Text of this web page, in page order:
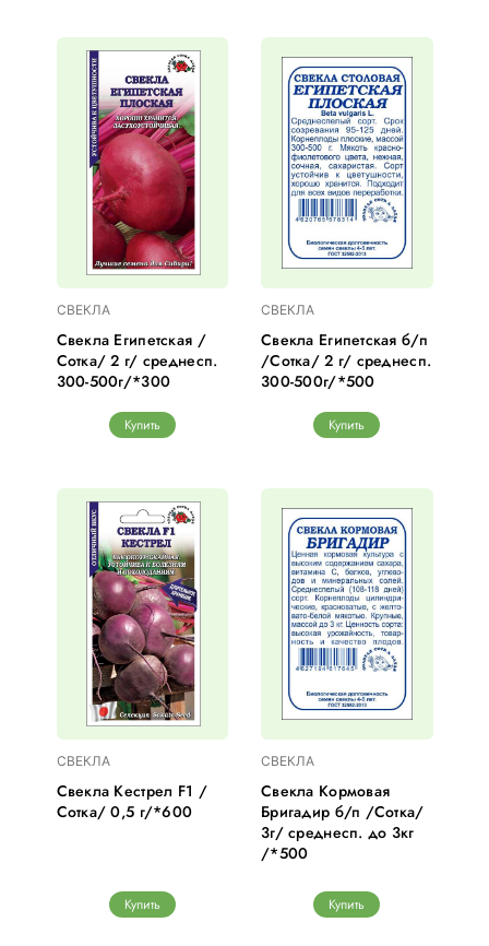
СВЕКЛА
Свекла Египетская /
Сотка/ 2 г/ среднесп.
300-500г/*300
Купить
СВЕКЛА
Свекла Египетская б/п
/Сотка/ 2 г/ среднесп.
300-500г/*500
Купить
СВЕКЛА
Свекла Кестрел F1 /
Сотка/ 0,5 г/*600
Купить
СВЕКЛА
Свекла Кормовая
Бригадир б/п /Сотка/
3г/ среднесп. до 3кг
/*500
Купить